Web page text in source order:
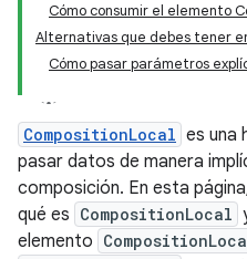
Cómo consumir el elemento
Alternativas que debes tener
Cómo pasar parámetros
CompositionLocal es una
pasar datos de manera
composición. En esta
qué es CompositionLocal
elemento